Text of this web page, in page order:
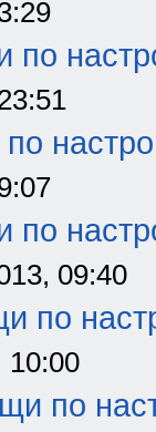
09:40
по
10:00
по